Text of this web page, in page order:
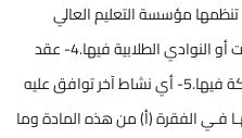
تنظمها مؤسسة التعليم العالي
لمجالس الطلبة أو الاتحادات أو الجمعيات أو النوادي الطلابية فيها.4- عقد
الندوات والمناظرات السياسية والمشاركة فيها.5- أي نشاط آخر توافق عليه
فـي الفقرة (أ) من هذه المادة وما